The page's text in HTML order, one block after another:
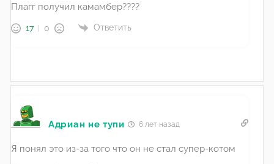
Плагг получил камамбер????
17 0 Ответить
Адриан не тупи 6 лет назад
Я понял это из-за того что он не стал супер-котом